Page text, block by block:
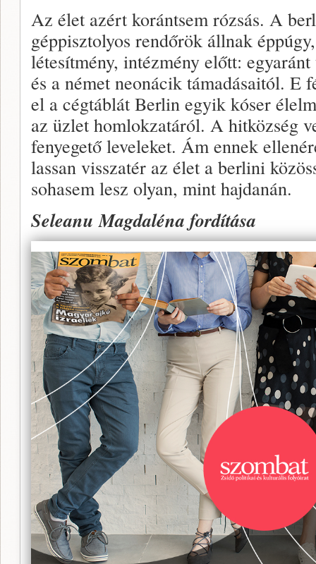
Az élet azért korántsem rózsás. A
géppisztolyos rend­őrök állnak
létesítmény, intézmény előtt:
és a német neonácik támadásaitól. E
el a cégtáblát Berlin egyik kóser
az üzlet homlokzatáról. A hitköz­ség
fenye­gető leveleket. Ám ennek
lassan visszatér az élet a berlini
sohasem lesz olyan, mint hajdanán.
Seleanu Magdaléna fordítása